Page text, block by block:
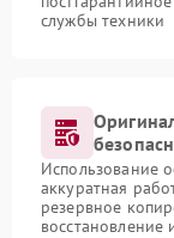
службы техники
Использование
аккуратная
резервное